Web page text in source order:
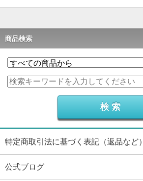
商品検索
特定商取引法に基づく表記（返品など）
公式ブログ